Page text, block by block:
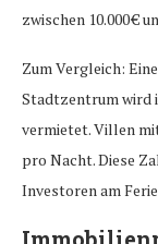
zwischen 10.000 €
Zum Vergleich:
Stadtzentrum wird
vermietet. Villen
pro Nacht. Diese
Investoren am